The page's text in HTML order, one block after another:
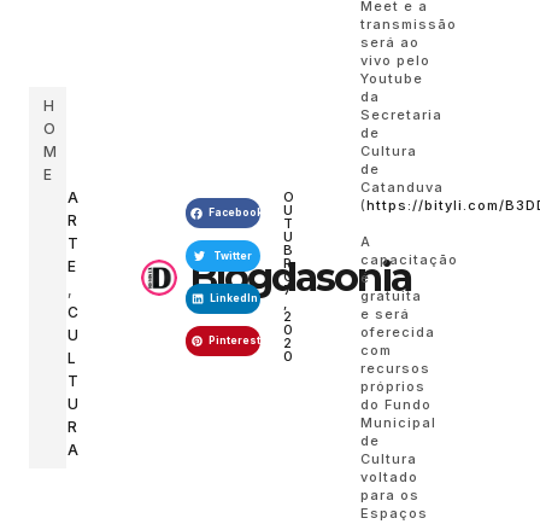
H
O
M
E
A
R
T
E
C
U
L
T
U
R
A
Blogdasonia
Facebook
Twitter
LinkedIn
Pinterest
O
U
T
U
B
R
O
7
,
2
0
2
0
Meet e a
transmissão
será ao
vivo pelo
Youtube
da
Secretaria
de
Cultura
de
Catanduva
(https://bityli.com/
A
capacitação
é
gratuita
e será
oferecida
com
recursos
próprios
do Fundo
Municipal
de
Cultura
voltado
para os
Espaços